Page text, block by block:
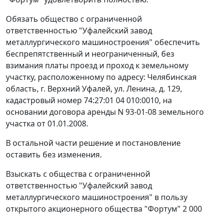
Обязать общество с ограниченной
ответственностью "Уфалейский завод
металлургического машиностроения" обеспечить
беспрепятственный и неограниченный, без
взимания платы проезд и проход к земельному
участку, расположенному по адресу: Челябинская
область, г. Верхний Уфалей, ул. Ленина, д. 129,
кадастровый номер 74:27:01 04 010:0010, на
основании договора аренды N 93-01-08 земельного
участка от 01.01.2008.
В остальной части решение и постановление
оставить без изменения.
Взыскать с общества с ограниченной
ответственностью "Уфалейский завод
металлургического машиностроения" в пользу
открытого акционерного общества "Фортум" 2 000